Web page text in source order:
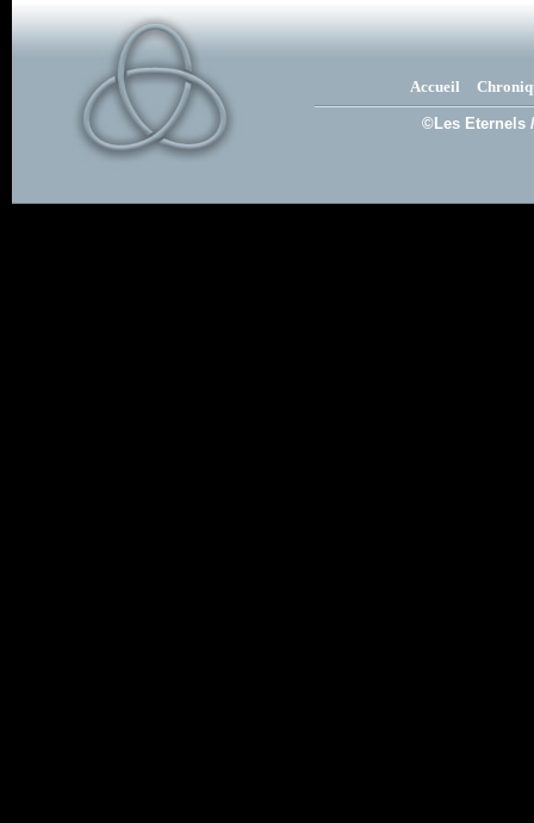
Accueil
©Les Eternels